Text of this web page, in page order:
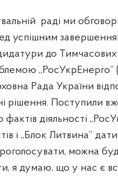
раді ми
успішним
до Тимчасових
Рада України
рішення. Поступили
діяльності
і „Блок Литвина”
можна
я думаю, що у нас є